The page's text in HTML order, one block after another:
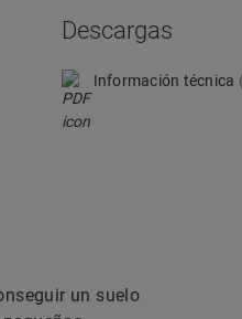
Descargas
Información técnica
un suelo